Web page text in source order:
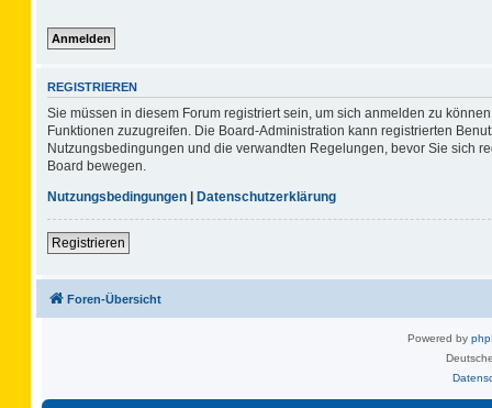
REGISTRIEREN
Sie müssen in diesem Forum registriert sein, um sich anmelden zu
Funktionen zuzugreifen. Die Board-Administration kann registrierten
Nutzungsbedingungen und die verwandten Regelungen, bevor Sie sich
Board bewegen.
Nutzungsbedingungen | Datenschutzerklärung
Registrieren
Foren-Übersicht
Powered by